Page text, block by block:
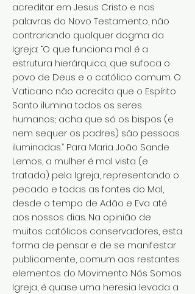
acreditar em Jesus Cristo e nas
palavras do Novo Testamento, não
contrariando qualquer dogma da
Igreja: “O que funciona mal é a
estrutura hierárquica, que sufoca o
povo de Deus e o católico comum. O
Vaticano não acredita que o Espírito
Santo ilumina todos os seres
humanos; acha que só os bispos (e
nem sequer os padres) são pessoas
iluminadas.” Para Maria João Sande
Lemos, a mulher é mal vista (e
tratada) pela Igreja, representando o
pecado e todas as fontes do Mal,
desde o tempo de Adão e Eva até
aos nossos dias. Na opinião de
muitos católicos conservadores, esta
forma de pensar e de se manifestar
publicamente, comum aos restantes
elementos do Movimento Nós Somos
Igreja, é quase uma heresia levada a